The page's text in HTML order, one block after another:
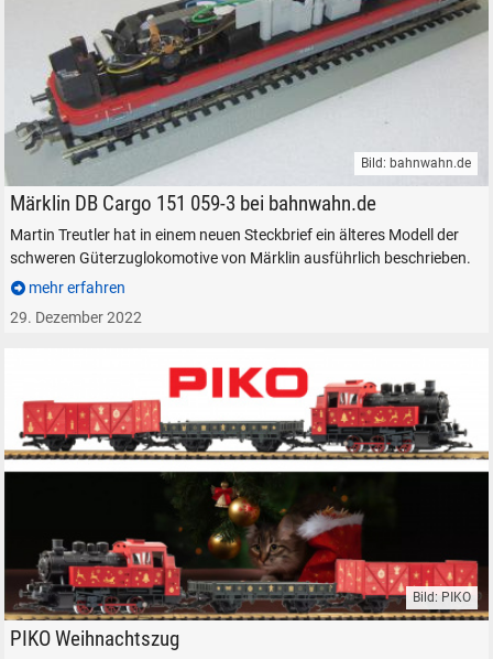
bahnwahn.de - Märklin Elektrolokomotive Baureihe 151
Bild: bahnwahn.de
Märklin DB Cargo 151 059-3 bei bahnwahn.de
Martin Treutler hat in einem neuen Steckbrief ein älteres Modell der
schweren Güterzuglokomotive von Märklin ausführlich beschrieben.
mehr erfahren
29. Dezember 2022
PIKO Weihnachtszug Modelleisenbahn Gartenbahn Dampflok
Bild: PIKO
PIKO Weihnachtszug
SUCHEN
Durchsuchen
alles
Suche ...
suchen Abbrechen